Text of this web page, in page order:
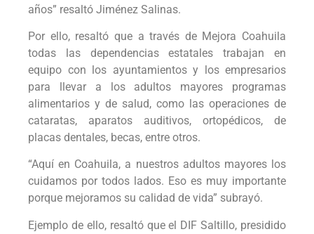
años” resaltó Jiménez Salinas.
Por ello, resaltó que a través de Mejora Coahuila
todas las dependencias estatales trabajan en
equipo con los ayuntamientos y los empresarios
para llevar a los adultos mayores programas
alimentarios y de salud, como las operaciones de
cataratas, aparatos auditivos, ortopédicos, de
placas dentales, becas, entre otros.
“Aquí en Coahuila, a nuestros adultos mayores los
cuidamos por todos lados. Eso es muy importante
porque mejoramos su calidad de vida” subrayó.
Ejemplo de ello, resaltó que el DIF Saltillo, presidido